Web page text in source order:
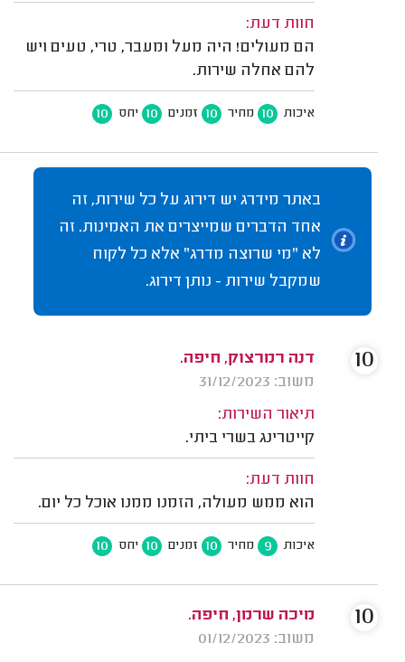
חוות דעת:
הם מעולים! היה מעל ומעבר, טרי, טעים ויש
להם אחלה שירות.
איכות 10 מחיר 10 זמנים 10 יחס 10
באתר מידרג יש דירוג על כל שירות, זה
אחד הדברים שמייצרים את האמינות. זה
לא "מי שרוצה מדרג" אלא כל לקוח
שמקבל שירות - נותן דירוג.
דנה רמרצוק, חיפה.
משוב: 31/12/2023
תיאור השירות:
קייטרינג בשרי ביתי.
חוות דעת:
הוא ממש מעולה, הזמנו ממנו אוכל כל יום.
איכות 9 מחיר 10 זמנים 10 יחס 10
10
מיכה שרמן, חיפה.
משוב: 01/12/2023
10